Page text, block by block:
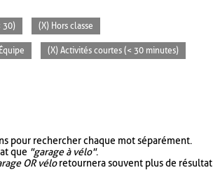
30) (X) Hors classe
(X) Activités courtes (< 30 minutes)
pour rechercher chaque mot séparément.
que "garage à vélo".
OR véloretournera souvent plus de résultat